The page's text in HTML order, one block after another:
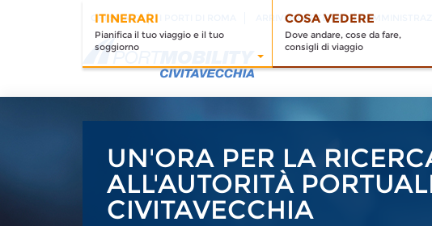
CHI SIAMO ARRIVI E PARTENZE
ITINERARI
Pianifica il tuo viaggio e il tuo
soggiorno
COSA VEDERE
Dove andare, cose da fare,
consigli di viaggio
UN'ORA PER LA
ALL'AUTORITÀ
CIVITAVECCHIA